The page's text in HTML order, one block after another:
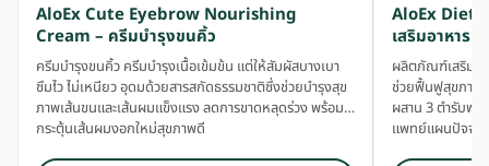
AloEx Cute Eyebrow Nourishing
Cream – ครีมบำรุงขนคิ้ว
ครีมบำรุงขนคิ้ว ครีมบำรุงเนื้อเข้มข้น แต่ให้สัมผัสบางเบา
ซึมไว ไม่เหนียว อุดมด้วยสารสกัดธรรมชาติซึ่งช่วยบำรุงสุข
ภาพเส้นขนและเส้นผมแข็งแรง ลดการขาดหลุดร่วง พร้อม
กระตุ้นเส้นผมงอกใหม่สุขภาพดี
AloEx
เสริมอาหาร
ผลิตภัณฑ์เสริมอ
ช่วยฟื้นฟูสุขภาพ
ผสาน 3 ตำรับพ
แพทย์แผนปัจจุบัน